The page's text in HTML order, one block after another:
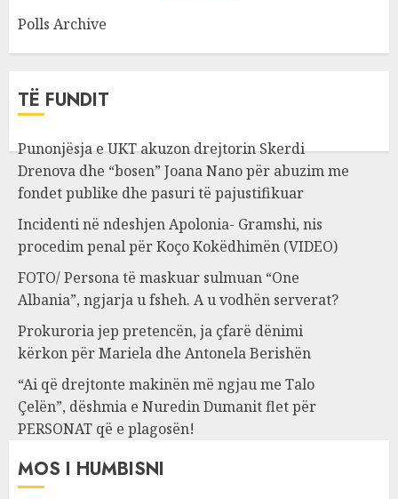
Polls Archive
TË FUNDIT
Punonjësja e UKT akuzon drejtorin Skerdi
Drenova dhe “bosen” Joana Nano për abuzim me
fondet publike dhe pasuri të pajustifikuar
Incidenti në ndeshjen Apolonia- Gramshi, nis
procedim penal për Koço Kokëdhimën (VIDEO)
FOTO/ Persona të maskuar sulmuan “One
Albania”, ngjarja u fsheh. A u vodhën serverat?
Prokuroria jep pretencën, ja çfarë dënimi
kërkon për Mariela dhe Antonela Berishën
“Ai që drejtonte makinën më ngjau me Talo
Çelën”, dëshmia e Nuredin Dumanit flet për
PERSONAT që e plagosën!
MOS I HUMBISNI